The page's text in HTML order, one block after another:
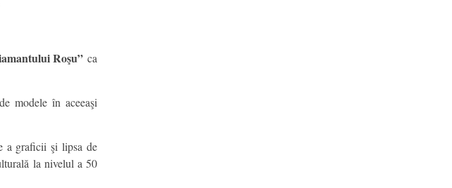
Roşu” ca
modele în aceeaşi
a graficii şi lipsa de
la nivelul a 50